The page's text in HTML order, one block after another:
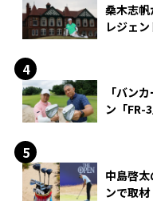
桑木志
レジェ
「バン
ン「FR-
中島啓
ンで取